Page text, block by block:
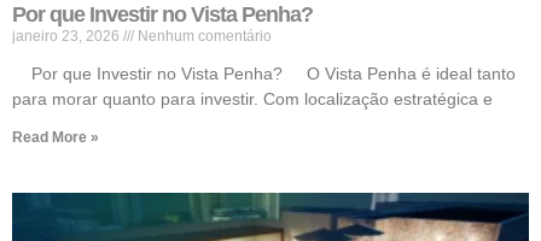
Por que Investir no Vista Penha?
janeiro 23, 2026 Nenhum comentário
Por que Investir no Vista Penha? O Vista Penha é ideal tanto
para morar quanto para investir. Com localização estratégica e
Read More »